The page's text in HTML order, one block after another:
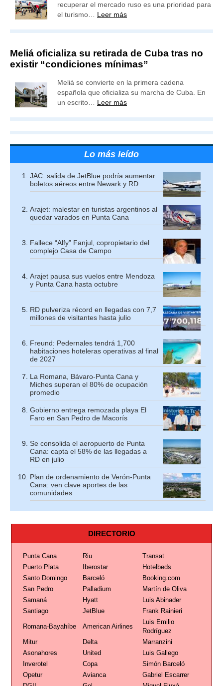
recuperar el mercado ruso es una prioridad para
el turismo… Leer más
Meliá oficializa su retirada de Cuba tras no
existir “condiciones mínimas”
Meliá se convierte en la primera cadena
española que oficializa su marcha de Cuba. En
un escrito… Leer más
Lo más leído
JAC: salida de JetBlue podría aumentar
boletos aéreos entre Newark y RD
Arajet: malestar en turistas argentinos al
quedar varados en Punta Cana
Fallece “Alfy” Fanjul, copropietario del
complejo Casa de Campo
Arajet pausa sus vuelos entre Mendoza
y Punta Cana hasta octubre
RD pulveriza récord en llegadas con 7,7
millones de visitantes hasta julio
Freund: Pedernales tendrá 1,700
habitaciones hoteleras operativas al final
de 2027
La Romana, Bávaro-Punta Cana y
Miches superan el 80% de ocupación
promedio
Gobierno entrega remozada playa El
Faro en San Pedro de Macorís
Se consolida el aeropuerto de Punta
Cana: capta el 58% de las llegadas a
RD en julio
Plan de ordenamiento de Verón-Punta
Cana: ven clave aportes de las
comunidades
DIRECTORIO
Punta Cana Riu
Transat
Puerto Plata
Iberostar
Hotelbeds
Santo Domingo
Barceló
Booking.com
San Pedro
Palladium
Martín de Oliva
Samaná
Hyatt
Luis Abinader
Santiago
JetBlue Frank Rainieri
Romana-Bayahíbe American Airlines
Luis Emilio
Rodríguez
Mitur
Delta
Marranzini
Asonahores
United
Luis Gallego
Inverotel
Copa
Simón Barceló
Opetur
Avianca
Gabriel Escarrer